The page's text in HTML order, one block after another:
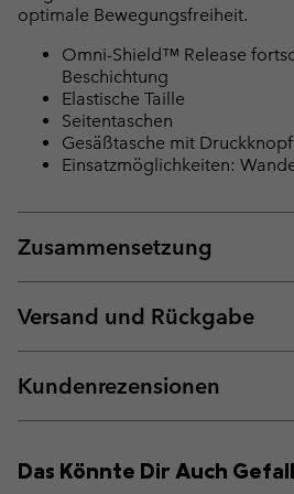
optimale Bewegungsfreiheit.
Omni-Shield™ Release
Beschichtung
Elastische Taille
Seitentaschen
Gesäßtasche mit
Einsatzmöglichkeiten:
Zusammensetzung
Versand und Rückgabe
Kundenrezensionen
Das Könnte Dir Auch